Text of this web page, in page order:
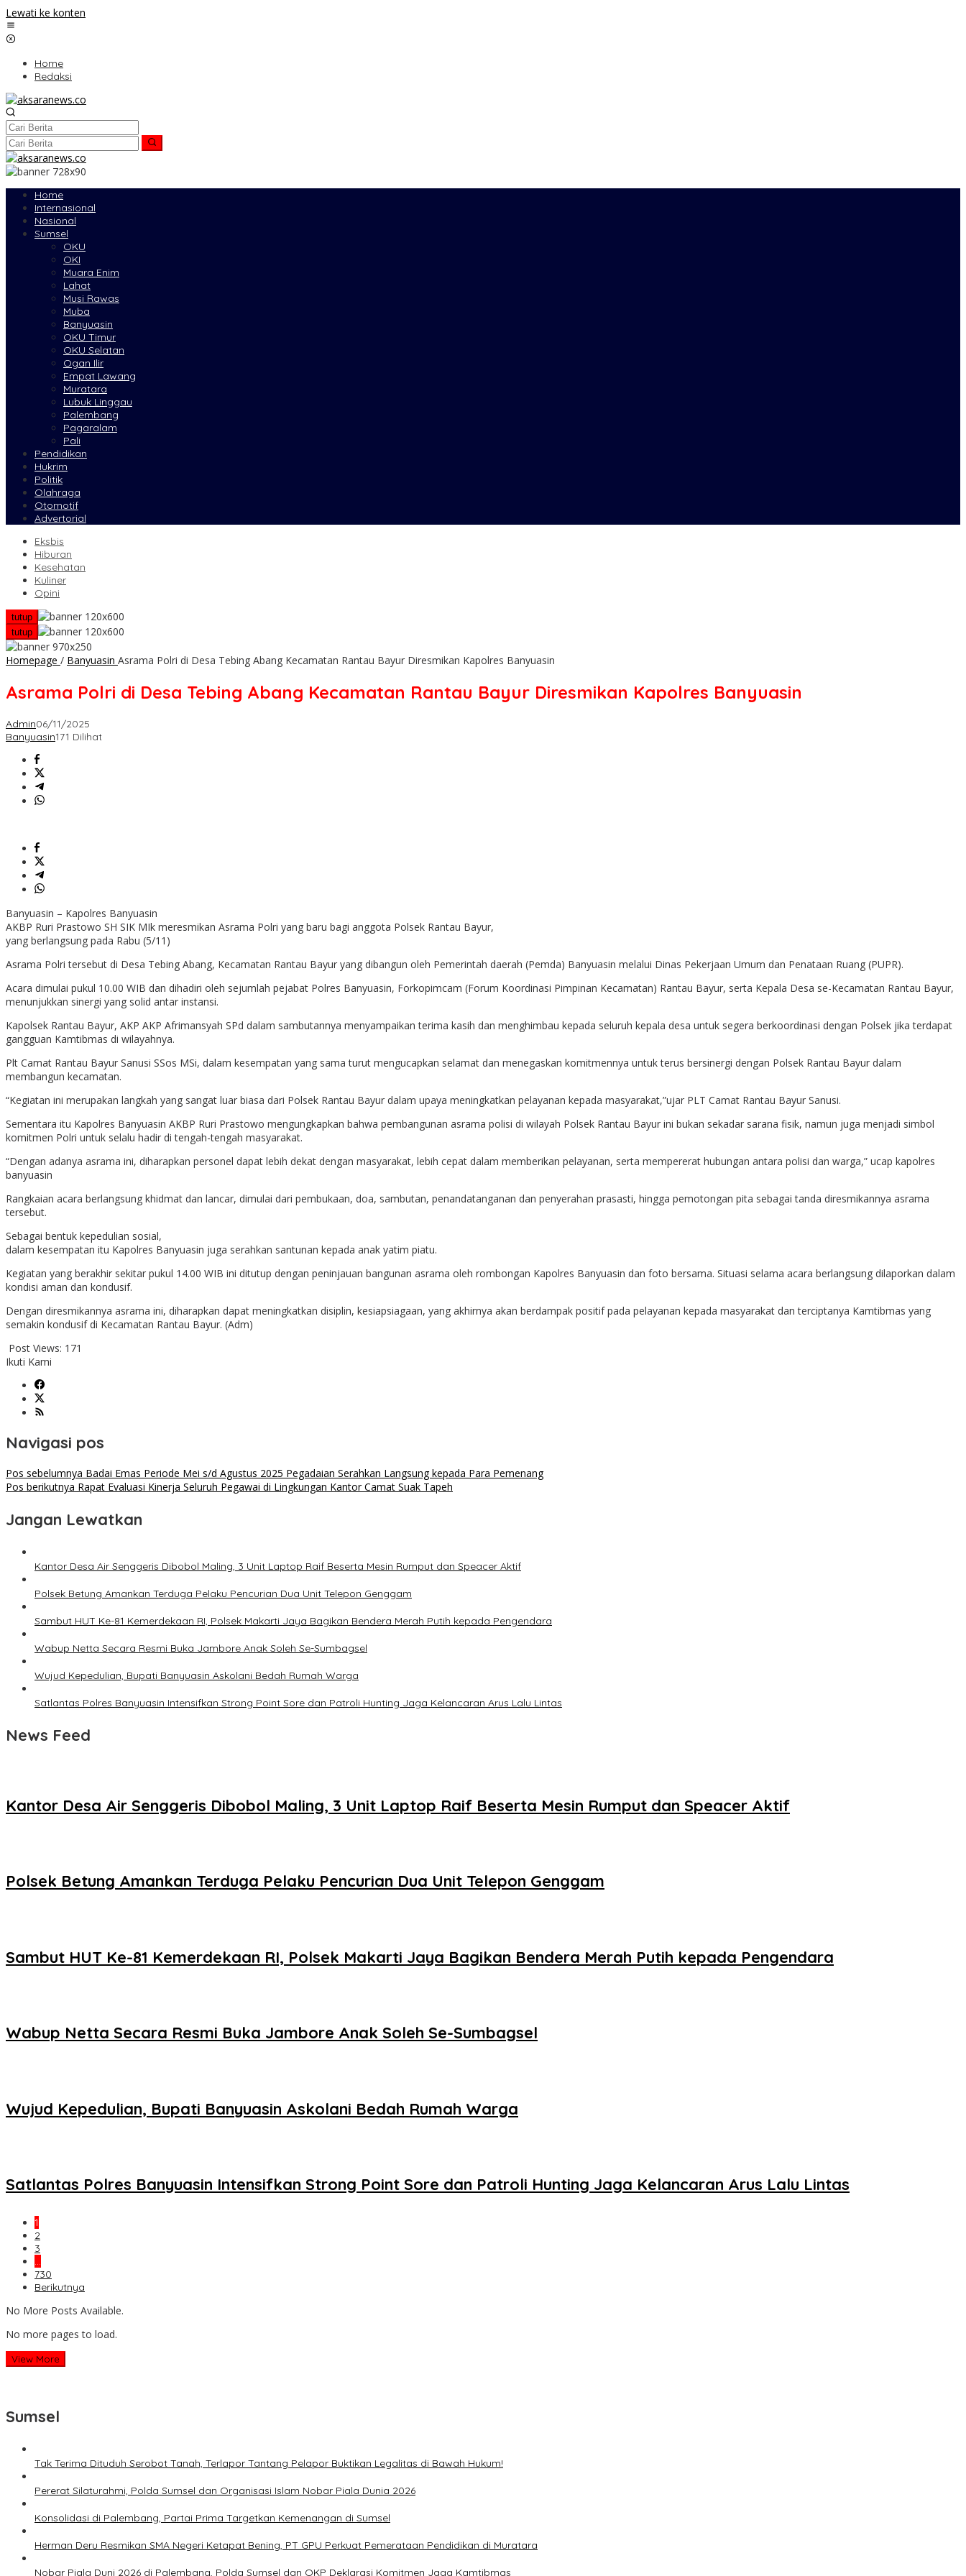
Lewati ke konten
Home
Redaksi
Home
Internasional
Nasional
Sumsel
OKU
OKI
Muara Enim
Lahat
Musi Rawas
Muba
Banyuasin
OKU Timur
OKU Selatan
Ogan Ilir
Empat Lawang
Muratara
Lubuk Linggau
Palembang
Pagaralam
Pali
Pendidikan
Hukrim
Politik
Olahraga
Otomotif
Advertorial
Eksbis
Hiburan
Kesehatan
Kuliner
Opini
tutup
tutup
Homepage / Banyuasin Asrama Polri di Desa Tebing Abang Kecamatan Rantau Bayur Diresmikan Kapolres Banyuasin
Asrama Polri di Desa Tebing Abang Kecamatan Rantau Bayur Diresmikan Kapolres Banyuasin
Admin06/11/2025
Banyuasin171 Dilihat
Banyuasin – Kapolres Banyuasin
AKBP Ruri Prastowo SH SIK MIk meresmikan Asrama Polri yang baru bagi anggota Polsek Rantau Bayur,
yang berlangsung pada Rabu (5/11)
Asrama Polri tersebut di Desa Tebing Abang, Kecamatan Rantau Bayur yang dibangun oleh Pemerintah daerah (Pemda) Banyuasin melalui Dinas Pekerjaan Umum dan Penataan Ruang (PUPR).
Acara dimulai pukul 10.00 WIB dan dihadiri oleh sejumlah pejabat Polres Banyuasin, Forkopimcam (Forum Koordinasi Pimpinan Kecamatan) Rantau Bayur, serta Kepala Desa se-Kecamatan Rantau Bayur,
menunjukkan sinergi yang solid antar instansi.
Kapolsek Rantau Bayur, AKP AKP Afrimansyah SPd dalam sambutannya menyampaikan terima kasih dan menghimbau kepada seluruh kepala desa untuk segera berkoordinasi dengan Polsek jika terdapat
gangguan Kamtibmas di wilayahnya.
Plt Camat Rantau Bayur Sanusi SSos MSi, dalam kesempatan yang sama turut mengucapkan selamat dan menegaskan komitmennya untuk terus bersinergi dengan Polsek Rantau Bayur dalam
membangun kecamatan.
“Kegiatan ini merupakan langkah yang sangat luar biasa dari Polsek Rantau Bayur dalam upaya meningkatkan pelayanan kepada masyarakat,”ujar PLT Camat Rantau Bayur Sanusi.
Sementara itu Kapolres Banyuasin AKBP Ruri Prastowo mengungkapkan bahwa pembangunan asrama polisi di wilayah Polsek Rantau Bayur ini bukan sekadar sarana fisik, namun juga menjadi simbol
komitmen Polri untuk selalu hadir di tengah-tengah masyarakat.
“Dengan adanya asrama ini, diharapkan personel dapat lebih dekat dengan masyarakat, lebih cepat dalam memberikan pelayanan, serta mempererat hubungan antara polisi dan warga,” ucap kapolres
banyuasin
Rangkaian acara berlangsung khidmat dan lancar, dimulai dari pembukaan, doa, sambutan, penandatanganan dan penyerahan prasasti, hingga pemotongan pita sebagai tanda diresmikannya asrama
tersebut.
Sebagai bentuk kepedulian sosial,
dalam kesempatan itu Kapolres Banyuasin juga serahkan santunan kepada anak yatim piatu.
Kegiatan yang berakhir sekitar pukul 14.00 WIB ini ditutup dengan peninjauan bangunan asrama oleh rombongan Kapolres Banyuasin dan foto bersama. Situasi selama acara berlangsung dilaporkan dalam
kondisi aman dan kondusif.
Dengan diresmikannya asrama ini, diharapkan dapat meningkatkan disiplin, kesiapsiagaan, yang akhirnya akan berdampak positif pada pelayanan kepada masyarakat dan terciptanya Kamtibmas yang
semakin kondusif di Kecamatan Rantau Bayur. (Adm)
Post Views: 171
Ikuti Kami
Navigasi pos
Pos sebelumnya Badai Emas Periode Mei s/d Agustus 2025 Pegadaian Serahkan Langsung kepada Para Pemenang
Pos berikutnya Rapat Evaluasi Kinerja Seluruh Pegawai di Lingkungan Kantor Camat Suak Tapeh
Jangan Lewatkan
Kantor Desa Air Senggeris Dibobol Maling, 3 Unit Laptop Raif Beserta Mesin Rumput dan Speacer Aktif
Polsek Betung Amankan Terduga Pelaku Pencurian Dua Unit Telepon Genggam
Sambut HUT Ke-81 Kemerdekaan RI, Polsek Makarti Jaya Bagikan Bendera Merah Putih kepada Pengendara
Wabup Netta Secara Resmi Buka Jambore Anak Soleh Se-Sumbagsel
Wujud Kepedulian, Bupati Banyuasin Askolani Bedah Rumah Warga
Satlantas Polres Banyuasin Intensifkan Strong Point Sore dan Patroli Hunting Jaga Kelancaran Arus Lalu Lintas
News Feed
Kantor Desa Air Senggeris Dibobol Maling, 3 Unit Laptop Raif Beserta Mesin Rumput dan Speacer Aktif
Polsek Betung Amankan Terduga Pelaku Pencurian Dua Unit Telepon Genggam
Sambut HUT Ke-81 Kemerdekaan RI, Polsek Makarti Jaya Bagikan Bendera Merah Putih kepada Pengendara
Wabup Netta Secara Resmi Buka Jambore Anak Soleh Se-Sumbagsel
Wujud Kepedulian, Bupati Banyuasin Askolani Bedah Rumah Warga
Satlantas Polres Banyuasin Intensifkan Strong Point Sore dan Patroli Hunting Jaga Kelancaran Arus Lalu Lintas
1
2
3
…
730
Berikutnya
No More Posts Available.
No more pages to load.
View More
Sumsel
Tak Terima Dituduh Serobot Tanah, Terlapor Tantang Pelapor Buktikan Legalitas di Bawah Hukum!
Pererat Silaturahmi, Polda Sumsel dan Organisasi Islam Nobar Piala Dunia 2026
Konsolidasi di Palembang, Partai Prima Targetkan Kemenangan di Sumsel
Herman Deru Resmikan SMA Negeri Ketapat Bening, PT GPU Perkuat Pemerataan Pendidikan di Muratara
Nobar Piala Duni 2026 di Palembang, Polda Sumsel dan OKP Deklarasi Komitmen Jaga Kamtibmas